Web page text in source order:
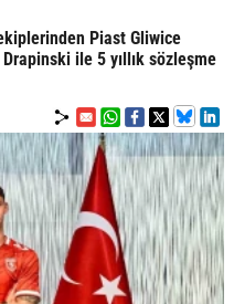
Piast Gliwice
ile 5 yıllık sözleşme